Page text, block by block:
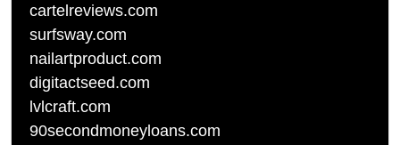
cartelreviews.com
surfsway.com
nailartproduct.com
digitactseed.com
lvlcraft.com
90secondmoneyloans.com